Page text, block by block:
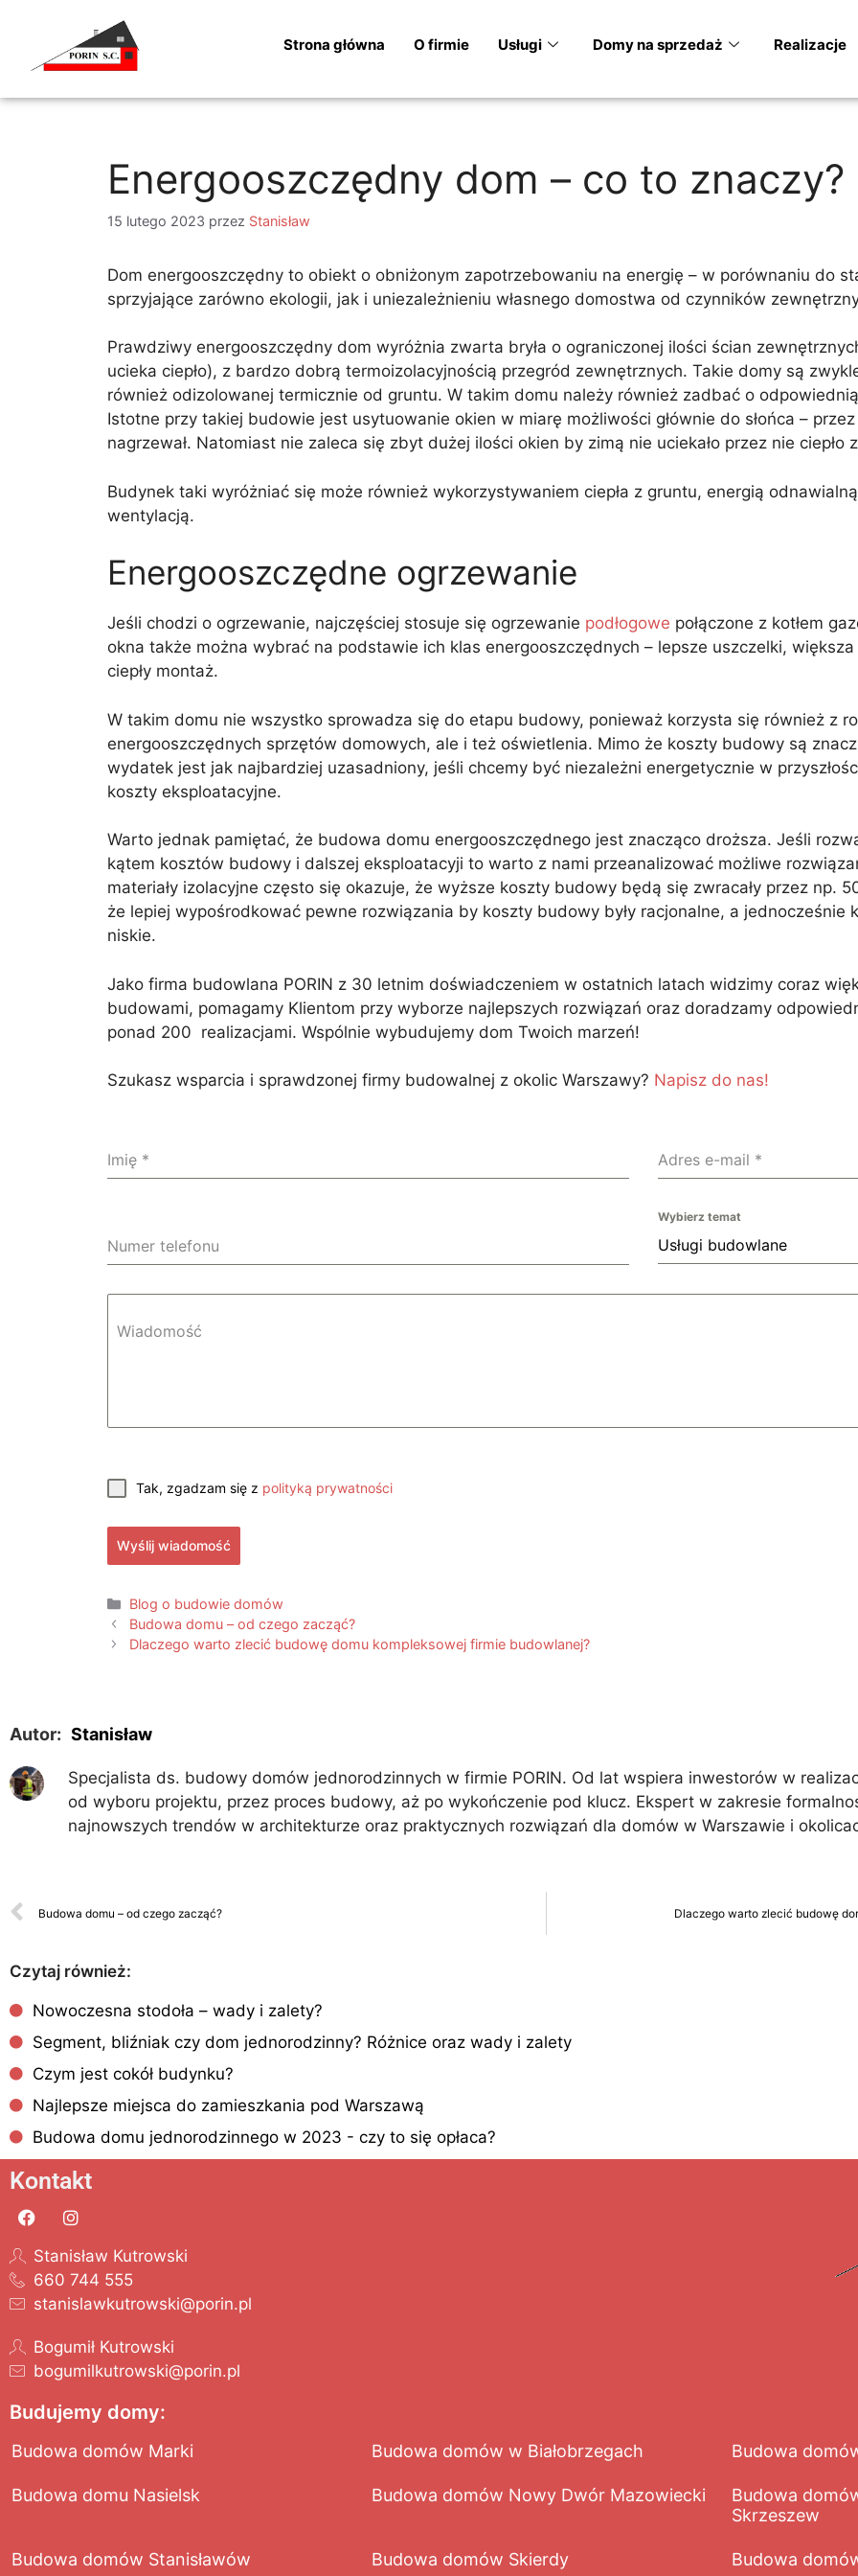
Strona główna O firmie Usługi Domy na sprzedaż Realizacje
Energooszczędny dom – co to znaczy?
15 lutego 2023 przez Stanisław
Dom energooszczędny to obiekt o obniżonym zapotrzebowaniu na energię – w porównaniu do
sprzyjające zarówno ekologii, jak i uniezależnieniu własnego domostwa od czynników
Prawdziwy energooszczędny dom wyróżnia zwarta bryła o ograniczonej ilości ścian
ucieka ciepło), z bardzo dobrą termoizolacyjnością przegród zewnętrznych. Takie domy są
również odizolowanej termicznie od gruntu. W takim domu należy również zadbać o
Istotne przy takiej budowie jest usytuowanie okien w miarę możliwości głównie do słońca –
nagrzewał. Natomiast nie zaleca się zbyt dużej ilości okien by zimą nie uciekało przez nie ciepło
Budynek taki wyróżniać się może również wykorzystywaniem ciepła z gruntu, energią
wentylacją.
Energooszczędne ogrzewanie
Jeśli chodzi o ogrzewanie, najczęściej stosuje się ogrzewanie podłogowe połączone z kotłem
okna także można wybrać na podstawie ich klas energooszczędnych – lepsze uszczelki,
ciepły montaż.
W takim domu nie wszystko sprowadza się do etapu budowy, ponieważ korzysta się również z
energooszczędnych sprzętów domowych, ale i też oświetlenia. Mimo że koszty budowy są
wydatek jest jak najbardziej uzasadniony, jeśli chcemy być niezależni energetycznie w
koszty eksploatacyjne.
Warto jednak pamiętać, że budowa domu energooszczędnego jest znacząco droższa. Jeśli
kątem kosztów budowy i dalszej eksploatacyji to warto z nami przeanalizować możliwe
materiały izolacyjne często się okazuje, że wyższe koszty budowy będą się zwracały przez np.
że lepiej wypośrodkować pewne rozwiązania by koszty budowy były racjonalne, a jednocześnie
niskie.
Jako firma budowlana PORIN z 30 letnim doświadczeniem w ostatnich latach widzimy coraz
budowami, pomagamy Klientom przy wyborze najlepszych rozwiązań oraz doradzamy
ponad 200 realizacjami. Wspólnie wybudujemy dom Twoich marzeń!
Szukasz wsparcia i sprawdzonej firmy budowalnej z okolic Warszawy? Napisz do nas!
Imię * Adres e-mail *
Numer telefonu
Wybierz temat
Usługi budowlane
Wiadomość
Tak, zgadzam się z polityką prywatności
Wyślij wiadomość
Blog o budowie domów
Budowa domu – od czego zacząć?
Dlaczego warto zlecić budowę domu kompleksowej firmie budowlanej?
Autor: Stanisław
Specjalista ds. budowy domów jednorodzinnych w firmie PORIN. Od lat wspiera inwestorów w
od wyboru projektu, przez proces budowy, aż po wykończenie pod klucz. Ekspert w zakresie
najnowszych trendów w architekturze oraz praktycznych rozwiązań dla domów w Warszawie i
Budowa domu – od czego zacząć? Dlaczego warto zlecić budowę
Czytaj również:
Nowoczesna stodoła – wady i zalety?
Segment, bliźniak czy dom jednorodzinny? Różnice oraz wady i zalety
Czym jest cokół budynku?
Najlepsze miejsca do zamieszkania pod Warszawą
Budowa domu jednorodzinnego w 2023 - czy to się opłaca?
Kontakt
Stanisław Kutrowski
660 744 555
stanislawkutrowski@porin.pl
Bogumił Kutrowski
bogumilkutrowski@porin.pl
Budujemy domy:
Budowa domów Marki Budowa domów w Białobrzegach Budowa
Budowa domu Nasielsk Budowa domów Nowy Dwór Mazowiecki
Budowa
Skrzeszew
Budowa domów Stanisławów Budowa domów Skierdy Budowa